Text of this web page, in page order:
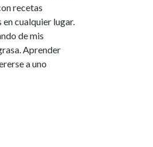
recetas
cualquier lugar.
de mis
Aprender
a uno